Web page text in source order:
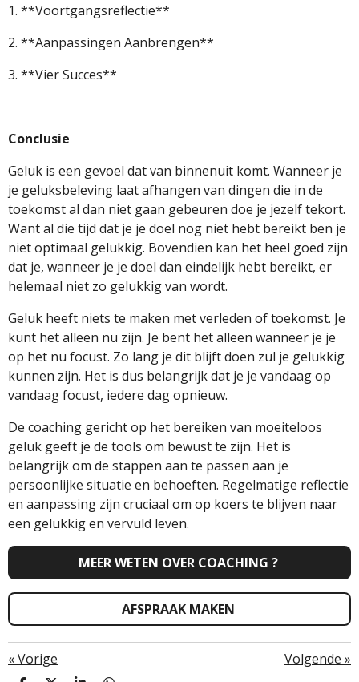
1. **Voortgangsreflectie**
2. **Aanpassingen Aanbrengen**
3. **Vier Succes**
Conclusie
Geluk is een gevoel dat van binnenuit komt. Wanneer je
je geluksbeleving laat afhangen van dingen die in de
toekomst al dan niet gaan gebeuren doe je jezelf tekort.
Want al die tijd dat je je doel nog niet hebt bereikt ben je
niet optimaal gelukkig. Bovendien kan het heel goed zijn
dat je, wanneer je je doel dan eindelijk hebt bereikt, er
helemaal niet zo gelukkig van wordt.
Geluk heeft niets te maken met verleden of toekomst. Je
kunt het alleen nu zijn. Je bent het alleen wanneer je je
op het nu focust. Zo lang je dit blijft doen zul je gelukkig
kunnen zijn. Het is dus belangrijk dat je je vandaag op
vandaag focust, iedere dag opnieuw.
De coaching gericht op het bereiken van moeiteloos
geluk geeft je de tools om bewust te zijn. Het is
belangrijk om de stappen aan te passen aan je
persoonlijke situatie en behoeften. Regelmatige reflectie
en aanpassing zijn cruciaal om op koers te blijven naar
een gelukkig en vervuld leven.
MEER WETEN OVER COACHING ?
AFSPRAAK MAKEN
«Vorige Volgende »